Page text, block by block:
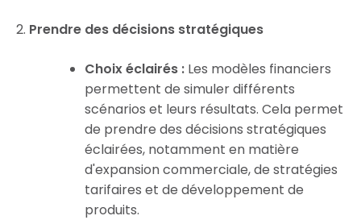
Prendre des décisions stratégiques
Choix éclairés :Les modèles financiers
permettent de simuler différents
scénarios et leurs résultats. Cela permet
de prendre des décisions stratégiques
éclairées, notamment en matière
d'expansion commerciale, de stratégies
tarifaires et de développement de
produits.